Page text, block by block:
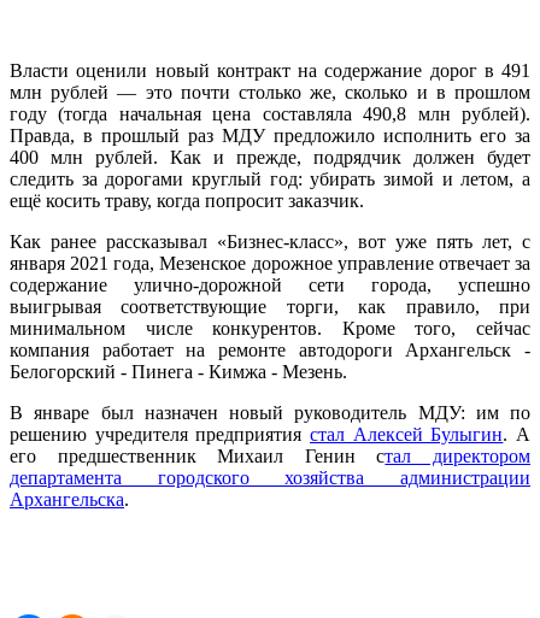
Власти оценили новый контракт на содержание дорог в 491
млн рублей — это почти столько же, сколько и в прошлом
году (тогда начальная цена составляла 490,8 млн рублей).
Правда, в прошлый раз МДУ предложило исполнить его за
400 млн рублей. Как и прежде, подрядчик должен будет
следить за дорогами круглый год: убирать зимой и летом, а
ещё косить траву, когда попросит заказчик.
Как ранее рассказывал «Бизнес-класс», вот уже пять лет, с
января 2021 года, Мезенское дорожное управление отвечает за
содержание улично‑дорожной сети города, успешно
выигрывая соответствующие торги, как правило, при
минимальном числе конкурентов. Кроме того, сейчас
компания работает на ремонте автодороги Архангельск -
Белогорский - Пинега - Кимжа - Мезень.
В январе был назначен новый руководитель МДУ: им по
решению учредителя предприятия стал Алексей Булыгин. А
его предшественник Михаил Генин стал директором
департамента городского хозяйства администрации
Архангельска.